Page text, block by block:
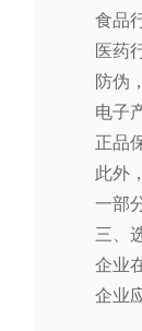
食品
医药
防伪
电子
正品
此外
一部
三、
企业
企业